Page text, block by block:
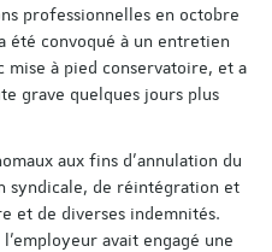
professionnelles en octobre
été convoqué à un entretien
mise à pied conservatoire, et a
grave quelques jours plus
aux fins d'annulation du
syndicale, de réintégration et
et de diverses indemnités.
avait engagé une